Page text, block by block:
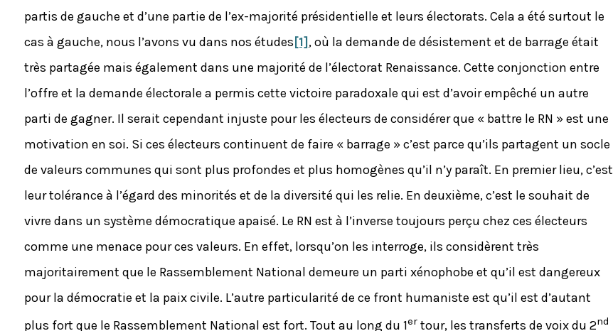
partis de gauche et d’une partie de l’ex-majorité présidentielle et leurs électorats. Cela a été surtout le
cas à gauche, nous l’avons vu dans nos études[1], où la demande de désistement et de barrage était
très partagée mais également dans une majorité de l’électorat Renaissance. Cette conjonction entre
l’offre et la demande électorale a permis cette victoire paradoxale qui est d’avoir empêché un autre
parti de gagner. Il serait cependant injuste pour les électeurs de considérer que « battre le RN » est une
motivation en soi. Si ces électeurs continuent de faire « barrage » c’est parce qu’ils partagent un socle
de valeurs communes qui sont plus profondes et plus homogènes qu’il n’y paraît. En premier lieu, c’est
leur tolérance à l’égard des minorités et de la diversité qui les relie. En deuxième, c’est le souhait de
vivre dans un système démocratique apaisé. Le RN est à l’inverse toujours perçu chez ces électeurs
comme une menace pour ces valeurs. En effet, lorsqu’on les interroge, ils considèrent très
majoritairement que le Rassemblement National demeure un parti xénophobe et qu’il est dangereux
pour la démocratie et la paix civile. L’autre particularité de ce front humaniste est qu’il est d’autant
plus fort que le Rassemblement National est fort. Tout au long du 1ertour, les transferts de voix du 2nd